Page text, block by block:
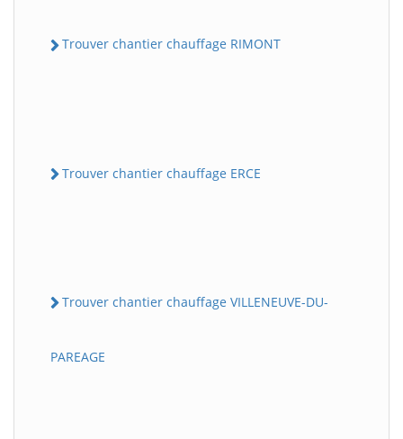
Trouver chantier chauffage RIMONT
Trouver chantier chauffage ERCE
Trouver chantier chauffage VILLENEUVE-DU-
PAREAGE